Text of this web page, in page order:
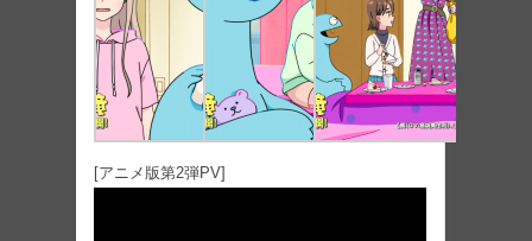
[アニメ版第2弾PV]